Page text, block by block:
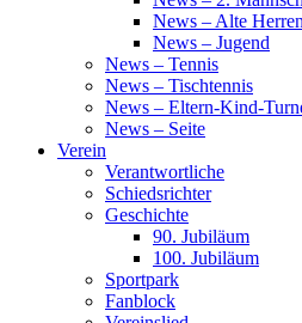
News – Alte Herren
News – Jugend
News – Tennis
News – Tischtennis
News – Eltern-Kind-
News – Seite
Verein
Verantwortliche
Schiedsrichter
Geschichte
90. Jubiläum
100. Jubiläum
Sportpark
Fanblock